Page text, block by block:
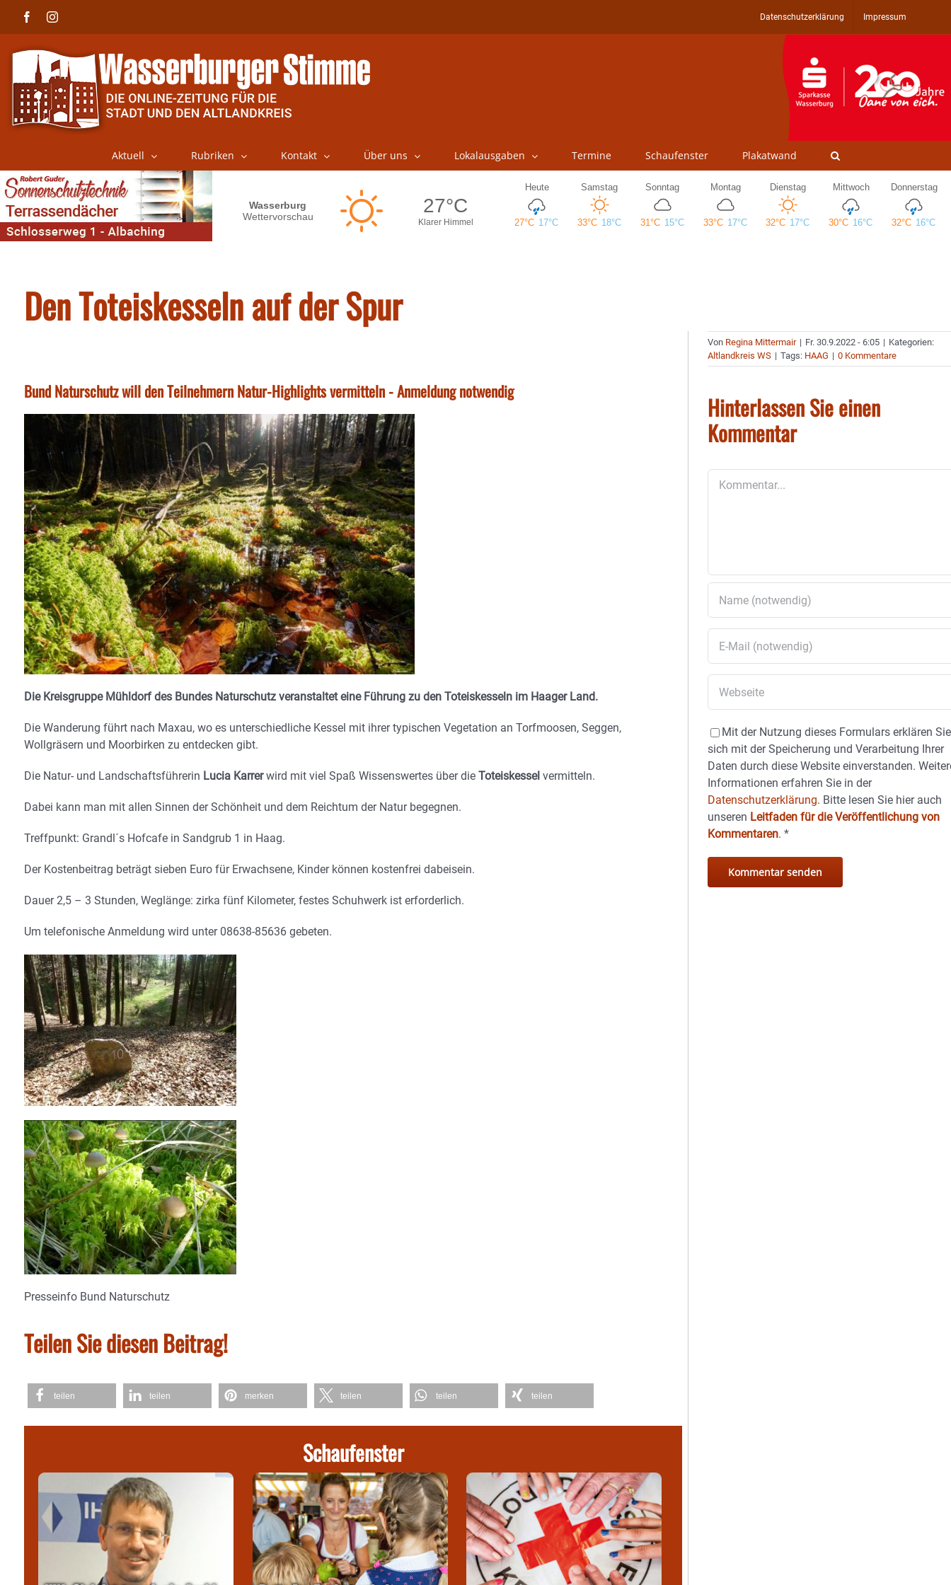
FacebookInstagram Datenschutzerklärung Impressum
Aktuell Rubriken Kontakt Über uns Lokalausgaben Termine Schaufenster Plakatwand
Den Toteiskesseln auf der Spur
Bund Naturschutz will den Teilnehmern Natur-Highlights vermitteln - Anmeldung notwendig
Die Kreisgruppe Mühldorf des Bundes Naturschutz veranstaltet eine Führung zu den Toteiskesseln im Haager Land.
Die Wanderung führt nach Maxau, wo es unterschiedliche Kessel mit ihrer typischen Vegetation an Torfmoosen, Seggen,
Wollgräsern und Moorbirken zu entdecken gibt.
Die Natur- und Landschaftsführerin Lucia Karrerwird mit viel Spaß Wissenswertes über die Toteiskessel vermitteln.
Dabei kann man mit allen Sinnen der Schönheit und dem Reichtum der Natur begegnen.
Treffpunkt: Grandl´s Hofcafe in Sandgrub 1 in Haag.
Der Kostenbeitrag beträgt sieben Euro für Erwachsene, Kinder können kostenfrei dabeisein.
Dauer 2,5 – 3 Stunden, Weglänge: zirka fünf Kilometer, festes Schuhwerk ist erforderlich.
Um telefonische Anmeldung wird unter 08638-85636 gebeten.
Presseinfo Bund Naturschutz
Teilen Sie diesen Beitrag!
teilen teilen merken teilen teilen teilen
Schaufenster
Von Regina Mittermair | Fr. 30.9.2022 - 6:05 | Kategorien:
Altlandkreis WS | Tags: HAAG | 0 Kommentare
Hinterlassen Sie einen
Kommentar
Mit der Nutzung dieses Formulars erklären Sie
sich mit der Speicherung und Verarbeitung Ihrer
Daten durch diese Website einverstanden.
Informationen erfahren Sie in der
Datenschutzerklärung. Bitte lesen Sie hier auch
unseren Leitfaden für die Veröffentlichung von
Kommentaren.*